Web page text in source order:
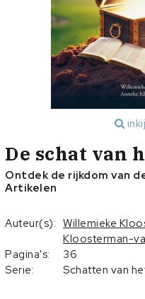
De schat van
Ontdek de rijkdom van
Artikelen
Auteur(s): Willemieke
Kloosterman-
Pagina's:
36
Serie:
Schatten van